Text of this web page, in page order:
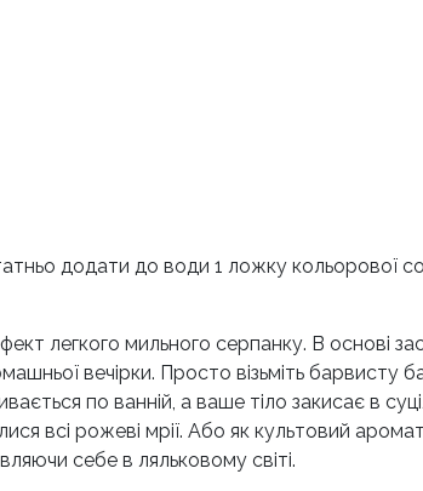
додати до води 1 ложку кольорової
легкого мильного серпанку. В основі
вечірки. Просто візьміть барвисту
по ванній, а ваше тіло закисає в
всі рожеві мрії. Або як культовий
себе в ляльковому світі.